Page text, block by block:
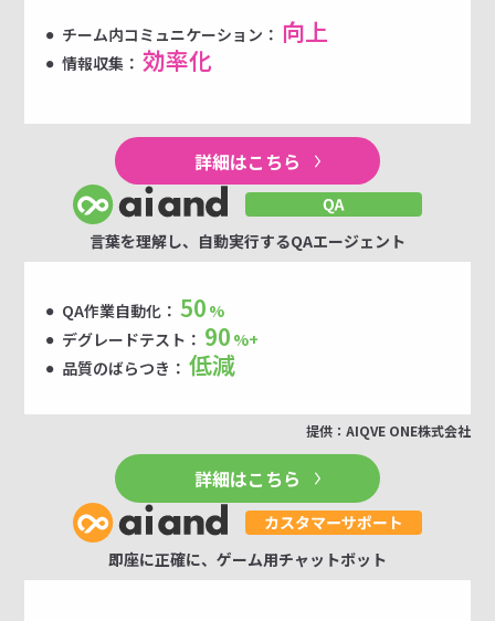
チーム内コミュニケーション： 向上
情報収集： 効率化
詳細はこちら
言葉を理解し、自動実行するQAエージェント
QA作業自動化： 50 %
デグレードテスト： 90 %+
品質のばらつき： 低減
提供：AIQVE ONE株式会社
詳細はこちら
即座に正確に、ゲーム用チャットボット